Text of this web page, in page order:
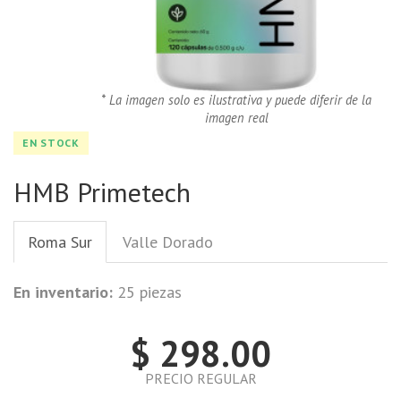
* La imagen solo es ilustrativa y puede diferir de la
imagen real
EN STOCK
HMB Primetech
Roma Sur Valle Dorado
En inventario: 25 piezas
$ 298.00
PRECIO REGULAR